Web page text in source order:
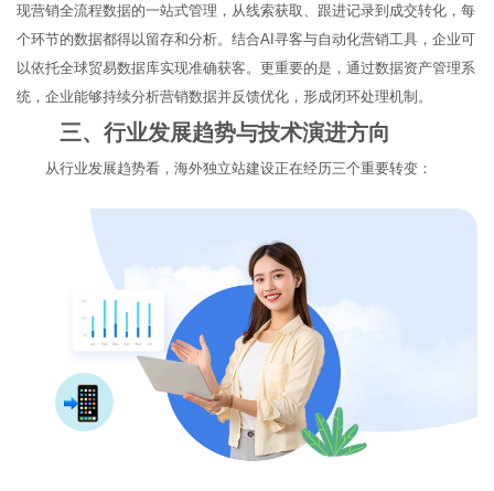
现营销全流程数据的一站式管理，从线索获取、跟进记录到成交转化，每
个环节的数据都得以留存和分析。结合AI寻客与自动化营销工具，企业可
以依托全球贸易数据库实现准确获客。更重要的是，通过数据资产管理系
统，企业能够持续分析营销数据并反馈优化，形成闭环处理机制。
三、行业发展趋势与技术演进方向
从行业发展趋势看，海外独立站建设正在经历三个重要转变：